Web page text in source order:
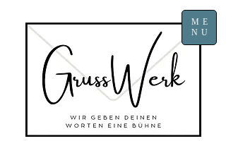
ME
NU